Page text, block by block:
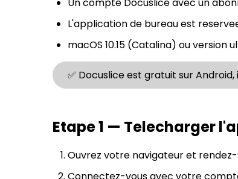
L'application de bureau est
macOS 10.15 (Catalina) ou version
✅ Docuslice est gratuit sur
Etape 1 — Telecharger
Ouvrez votre navigateur et